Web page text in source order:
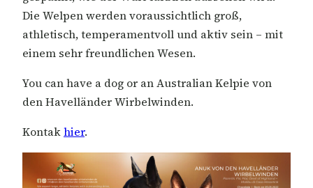
Die Welpen werden voraussichtlich groß,
athletisch, temperamentvoll und aktiv sein – mit
einem sehr freundlichen Wesen.
You can have a dog or an Australian Kelpie von
den Havelländer Wirbelwinden.
Kontakhier.